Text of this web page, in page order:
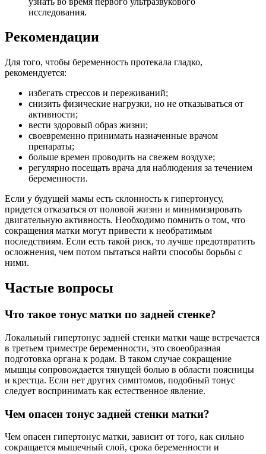
исследования.
Рекомендации
Для того, чтобы беременность протекала гладко,
рекомендуется:
избегать стрессов и переживаний;
снизить физические нагрузки, но не отказываться от
активности;
вести здоровый образ жизни;
своевременно принимать назначенные врачом
препараты;
больше времен проводить на свежем воздухе;
регулярно посещать врача для наблюдения за течением
беременности.
Если у будущей мамы есть склонность к гипертонусу,
придется отказаться от половой жизни и минимизировать
двигательную активность. Необходимо помнить о том, что
сокращения матки могут привести к необратимым
последствиям. Если есть такой риск, то лучше предотвратить
осложнения, чем потом пытаться найти способы борьбы с
ними.
Частые вопросы
Что такое тонус матки по задней стенке?
Локальный гипертонус задней стенки матки чаще встречается
в третьем триместре беременности, это своеобразная
подготовка органа к родам. В таком случае сокращение
мышцы сопровождается тянущей болью в области поясницы
и крестца. Если нет других симптомов, подобный тонус
следует воспринимать как естественное явление.
Чем опасен тонус задней стенки матки?
Чем опасен гипертонус матки, зависит от того, как сильно
сокращается мышечный слой, срока беременности и